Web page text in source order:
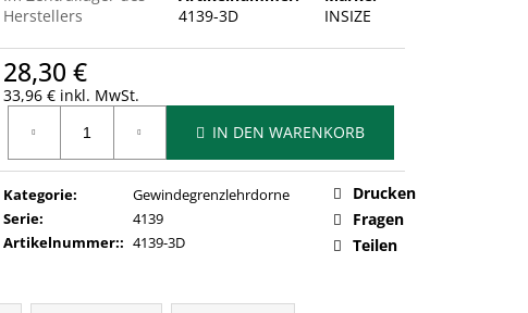
Herstellers
4139-3D
INSIZE
28,30 €
33,96 € inkl. MwSt.
IN DEN WARENKORB
Kategorie:
Gewindegrenzlehrdorne
Serie:
4139
Artikelnummer:: 4139-3D
Drucken
Fragen
Teilen